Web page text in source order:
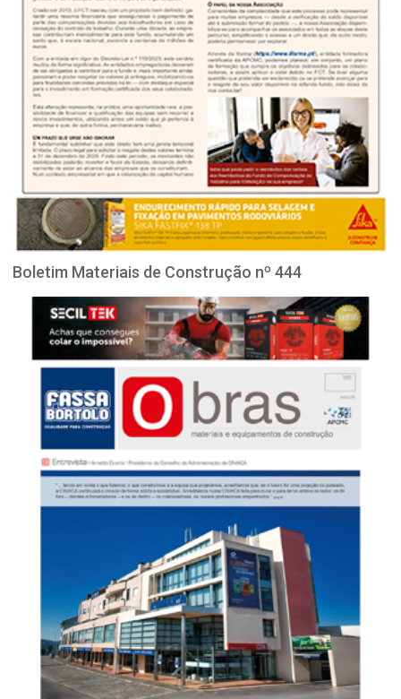
Boletim Materiais de Construção nº 444